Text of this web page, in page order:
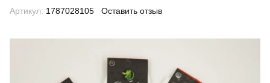
Артикул: 1787028105 Оставить отзыв